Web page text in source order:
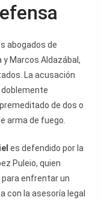
abogados de
y Marcos Aldazábal,
La acusación
de dos o
arma de fuego.
es defendido por la
Puleio, quien
enfrentar un
con la asesoría legal